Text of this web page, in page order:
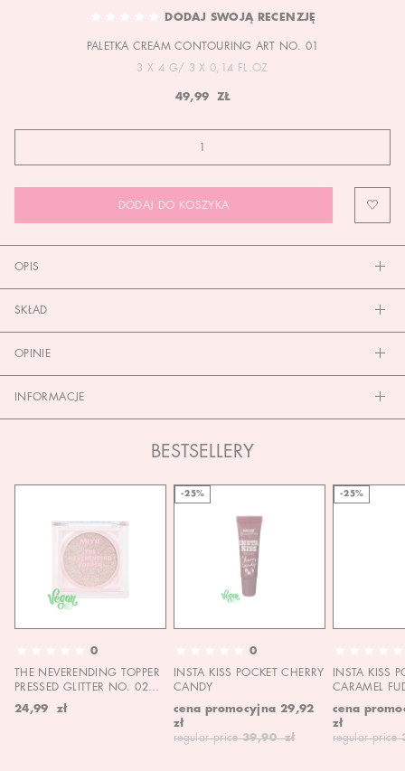
DODAJ SWOJĄ RECENZJĘ
PALETKA CREAM CONTOURING ART NO. 01
3 X 4 G/ 3 X 0,14 FL.OZ
49,99 ZŁ
DODAJ DO KOSZYKA
OPIS
SKŁAD
OPINIE
INFORMACJE
BESTSELLERY
0
THE NEVERENDING TOPPER
PRESSED GLITTER NO. 02
MOON CHILD
24,99 zł
-25%
0
INSTA KISS POCKET CHERRY
CANDY
cena promocyjna 29,92
zł
regular price 39,90 zł
-25%
INSTA KISS
CARAMEL
cena
zł
regular price